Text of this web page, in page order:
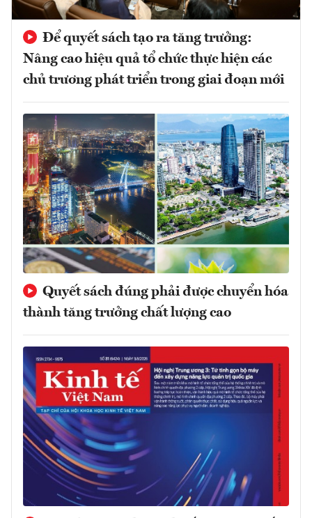
Để quyết sách tạo ra tăng trưởng:
Nâng cao hiệu quả tổ chức thực hiện các
chủ trương phát triển trong giai đoạn mới
Quyết sách đúng phải được chuyển hóa
thành tăng trưởng chất lượng cao